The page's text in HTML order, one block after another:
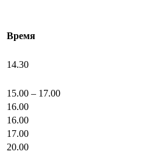
Время
14.30
15.00 – 17.00
16.00
16.00
17.00
20.00